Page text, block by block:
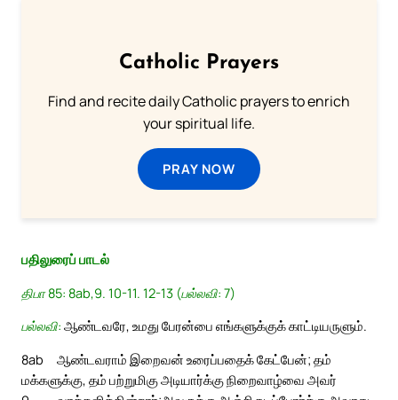
Catholic Prayers
Find and recite daily Catholic prayers to enrich
your spiritual life.
PRAY NOW
பதிலுரைப் பாடல்
திபா 85: 8ab,9. 10-11. 12-13 (பல்லவி: 7)
பல்லவி: ஆண்டவரே, உமது பேரன்பை எங்களுக்குக் காட்டியருளும்.
8ab
ஆண்டவராம் இறைவன் உரைப்பதைக் கேட்பேன்; தம்
மக்களுக்கு, தம் பற்றுமிகு அடியார்க்கு நிறைவாழ்வை அவர்